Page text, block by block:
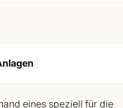
eines speziell für die